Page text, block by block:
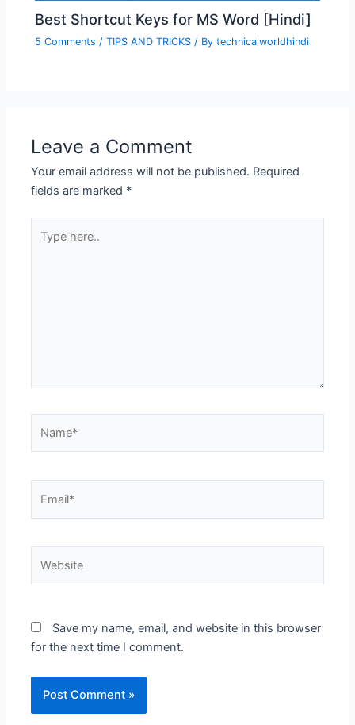
Best Shortcut Keys for MS Word [Hindi]
5 Comments /TIPS AND TRICKS / Bytechnicalworldhindi
Leave a Comment
Your email address will not be published. Required
fields are marked *
here..
Save my name, email, and website in this browser
for the next time I comment.